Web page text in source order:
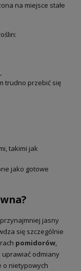
na miejsce stałe
trudno przebić się
takimi jak
jako gotowe
jasny
się szczególnie
pomidorów,
uprawiać odmiany
o nietypowych